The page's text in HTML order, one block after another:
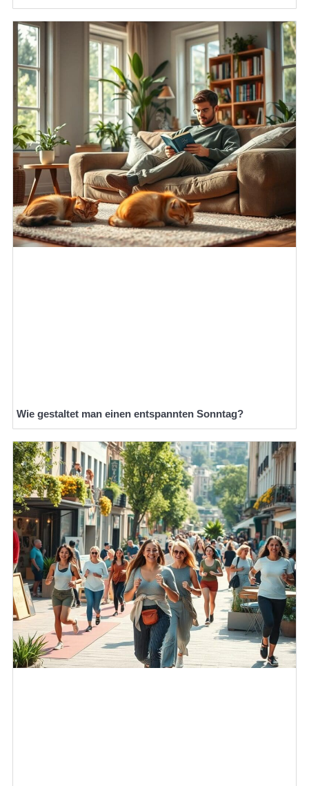
Wie gestaltet man einen entspannten Sonntag?